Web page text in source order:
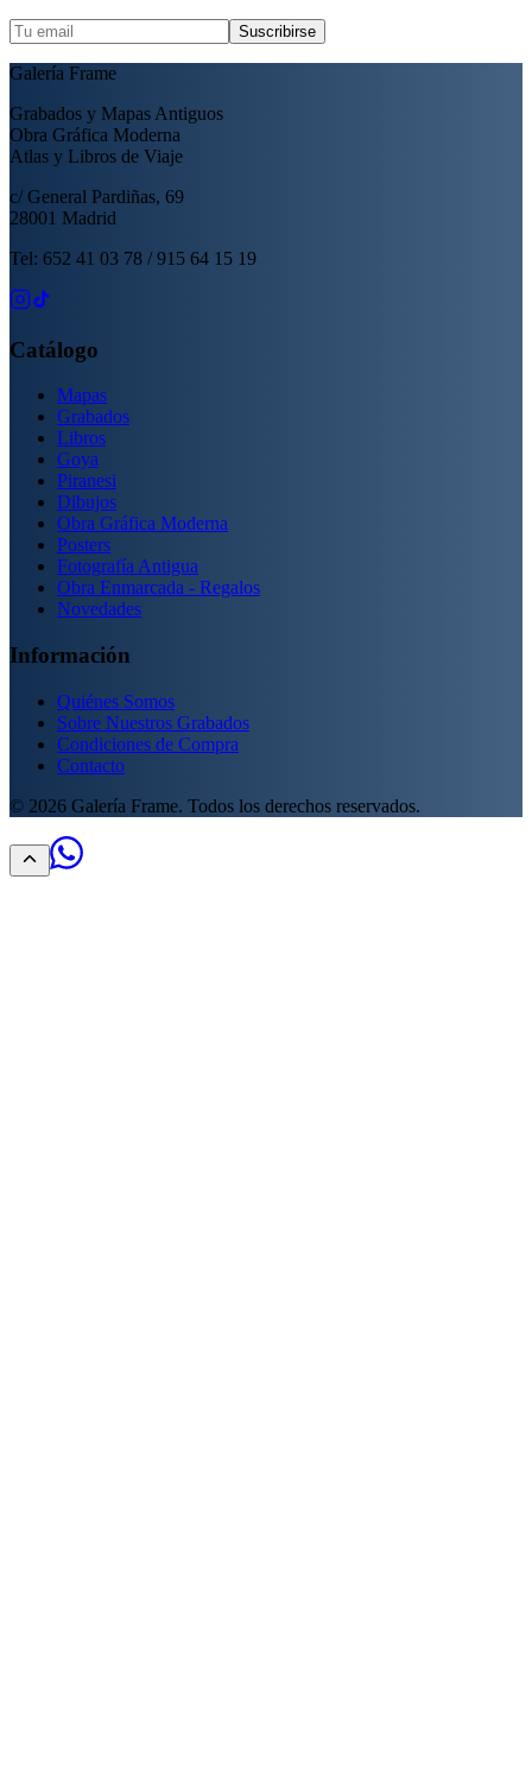
Suscribirse
Galería Frame
Grabados y Mapas Antiguos
Obra Gráfica Moderna
Atlas y Libros de Viaje
c/ General Pardiñas, 69
28001 Madrid
Tel: 652 41 03 78 / 915 64 15 19
Catálogo
Mapas
Grabados
Libros
Goya
Piranesi
Dibujos
Obra Gráfica Moderna
Posters
Fotografía Antigua
Obra Enmarcada - Regalos
Novedades
Información
Quiénes Somos
Sobre Nuestros Grabados
Condiciones de Compra
Contacto
© 2026 Galería Frame. Todos los derechos reservados.